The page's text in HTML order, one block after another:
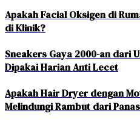
Apakah Facial Oksigen di
di Klinik?
Sneakers Gaya 2000-an dari
Dipakai Harian Anti Lecet
Apakah Hair Dryer dengan
Melindungi Rambut dari